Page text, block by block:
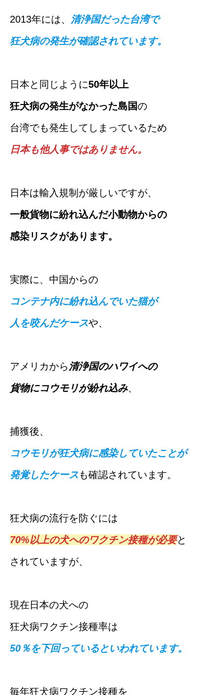
2013年には、 清浄国だった台湾で
狂犬病の発生が確認されています。
日本と同じように50年以上
狂犬病の発生がなかった島国の
台湾でも発生してしまっているため
日本も他人事ではありません。
日本は輸入規制が厳しいですが、
一般貨物に紛れ込んだ小動物からの
感染リスクがあります。
実際に、中国からの
コンテナ内に紛れ込んでいた猫が
人を咬んだケースや、
アメリカから 清浄国のハワイへの
貨物にコウモリが紛れ込み、
捕獲後、
コウモリが狂犬病に感染していたことが
発覚したケースも確認されています。
狂犬病の流行を防ぐには
70%以上の犬へのワクチン接種が必要と
されていますが、
現在日本の犬への
狂犬病ワクチン接種率は
50％を下回っているといわれています。
毎年狂犬病ワクチン接種を